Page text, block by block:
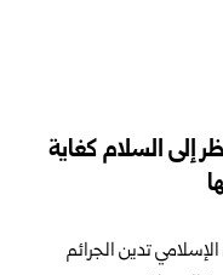
إلى السلام كغاية